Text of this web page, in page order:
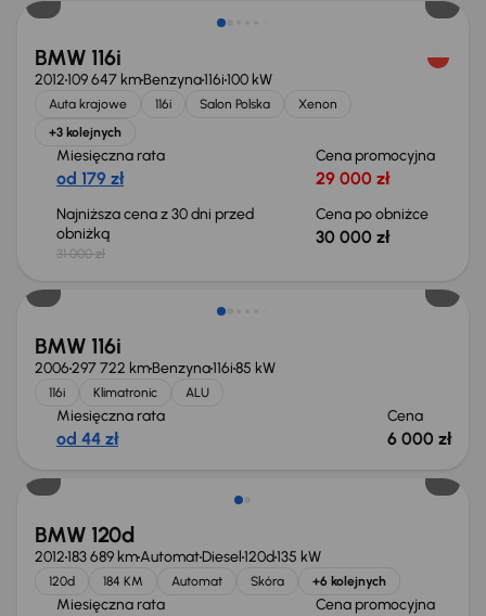
BMW 116i
2012109 647 kmBenzyna116i100 kW
Auta krajowe 116i Salon Polska
Xenon
+3 kolejnych
Miesięczna rata
od 179 zł
Cena promocyjna
29 000 zł
Najniższa cena z 30 dni przed
obniżką
31 000 zł
Cena po obniżce
30 000 zł
BMW 116i
2006297 722 kmBenzyna116i85 kW
116i Klimatronic ALU
Miesięczna rata
od 44 zł
Cena
6 000 zł
BMW 120d
2012183 689 kmAutomatDiesel120d135 kW
120d 184 KM Automat Skóra +6 kolejnych
Miesięczna rata Cena promocyjna